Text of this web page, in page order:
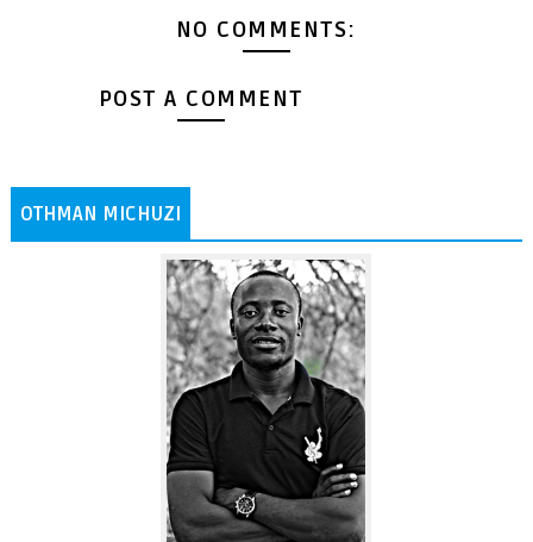
NO COMMENTS:
POST A COMMENT
OTHMAN MICHUZI